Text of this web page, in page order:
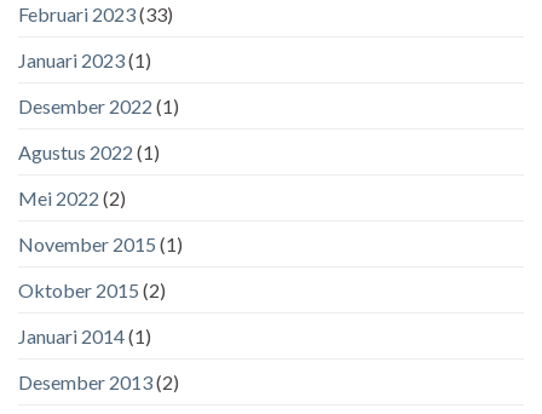
Februari 2023(33)
Januari 2023(1)
Desember 2022 (1)
Agustus 2022 (1)
Mei 2022 (2)
November 2015 (1)
Oktober 2015 (2)
Januari 2014(1)
Desember 2013(2)